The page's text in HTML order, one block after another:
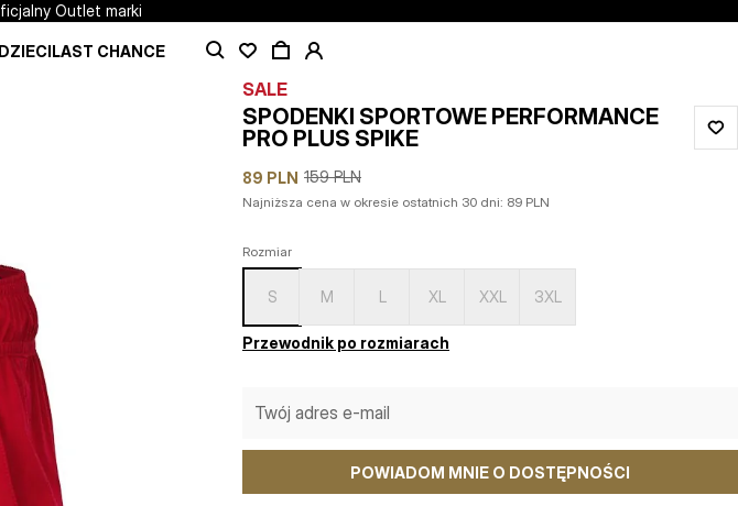
Outlet marki
DZIECILAST CHANCE
SALE
SPODENKI SPORTOWE PERFORMANCE
PRO PLUS SPIKE
89 PLN 159 PLN
Najniższa cena w okresie ostatnich 30 dni: 89 PLN
Rozmiar
S M L XL XXL 3XL
Przewodnik po rozmiarach
POWIADOM MNIE O DOSTĘPNOŚCI